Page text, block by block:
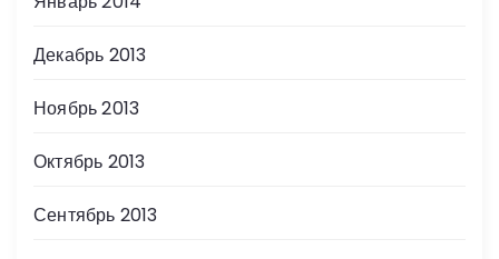
Декабрь 2013
Ноябрь 2013
Октябрь 2013
Сентябрь 2013